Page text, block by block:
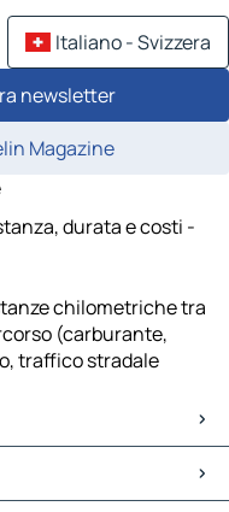
Italiano - Svizzera
newsletter
Magazine
durata e costi -
chilometriche tra
(carburante,
traffico stradale